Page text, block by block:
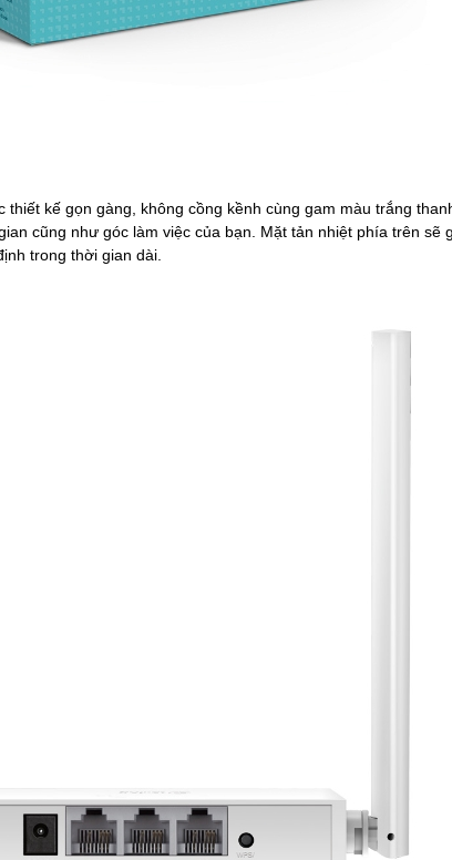
thiết kế gọn gàng, không cồng kềnh cùng gam màu trắng
cũng như góc làm việc của bạn. Mặt tản nhiệt phía trên sẽ
trong thời gian dài.